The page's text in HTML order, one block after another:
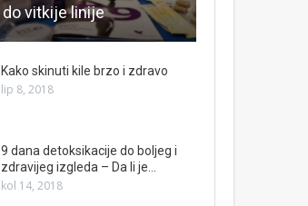
do vitkije linije
Kako skinuti kile brzo i zdravo
lip 8, 2018
9 dana detoksikacije do boljeg i
zdravijeg izgleda – Da li je…
kol 14, 2018